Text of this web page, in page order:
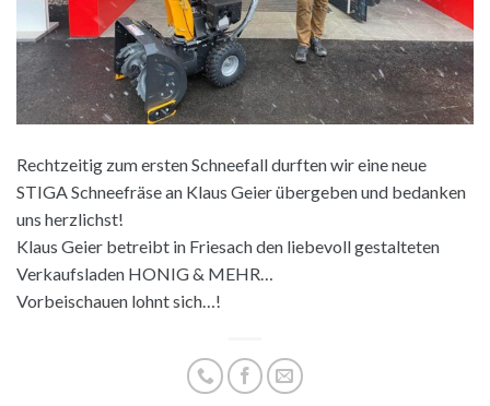
Rechtzeitig zum ersten Schneefall durften wir eine neue
STIGA Schneefräse an Klaus Geier übergeben und bedanken
uns herzlichst!
Klaus Geier betreibt in Friesach den liebevoll gestalteten
Verkaufsladen HONIG & MEHR…
Vorbeischauen lohnt sich…!